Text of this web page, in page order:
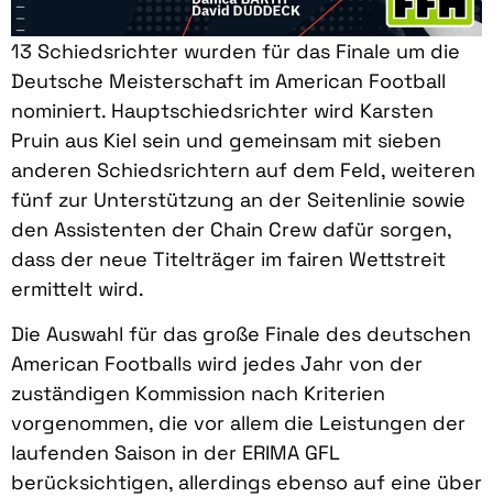
13 Schiedsrichter wurden für das Finale um die
Deutsche Meisterschaft im American Football
nominiert. Hauptschiedsrichter wird Karsten
Pruin aus Kiel sein und gemeinsam mit sieben
anderen Schiedsrichtern auf dem Feld, weiteren
fünf zur Unterstützung an der Seitenlinie sowie
den Assistenten der Chain Crew dafür sorgen,
dass der neue Titelträger im fairen Wettstreit
ermittelt wird.
Die Auswahl für das große Finale des deutschen
American Footballs wird jedes Jahr von der
zuständigen Kommission nach Kriterien
vorgenommen, die vor allem die Leistungen der
laufenden Saison in der ERIMA GFL
berücksichtigen, allerdings ebenso auf eine über